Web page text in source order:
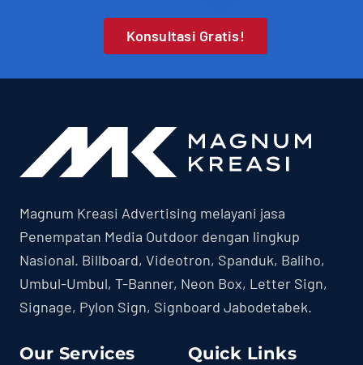
Konsultasi Gratis!
Magnum Kreasi Advertising melayani jasa
Penempatan Media Outdoor dengan lingkup
Nasional. Billboard, Videotron, Spanduk, Baliho,
Umbul-Umbul, T-Banner, Neon Box, Letter Sign,
Signage, Pylon Sign, Signboard Jabodetabek.
Our Services Quick Links